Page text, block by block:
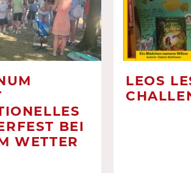
BEI
WETTER
LEOS